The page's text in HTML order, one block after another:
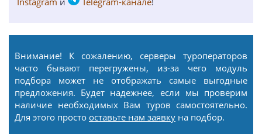
Внимание! К сожалению, серверы туроператоров
часто бывают перегружены, из-за чего модуль
подбора может не отображать самые выгодные
предложения. Будет надежнее, если мы проверим
наличие необходимых Вам туров самостоятельно.
Для этого просто оставьте нам заявку на подбор.